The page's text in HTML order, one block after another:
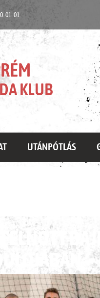
01. 01.
KLUB
UTÁNPÓTLÁS
FELNŐTT